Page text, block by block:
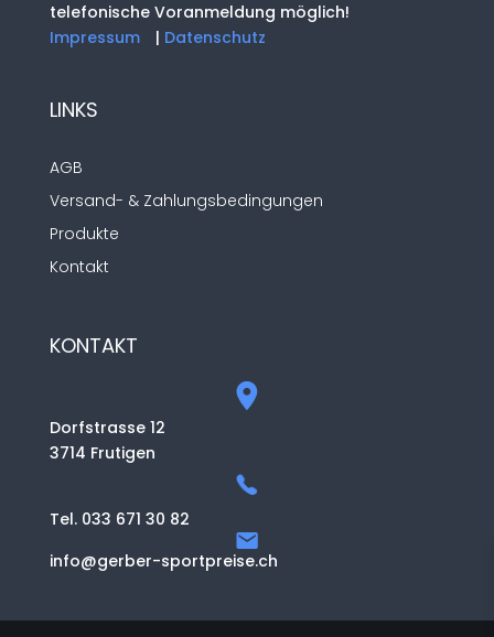
telefonische Voranmeldung möglich!
Impressum
| Datenschutz
LINKS
AGB
Versand- & Zahlungsbedingungen
Produkte
Kontakt
KONTAKT
Dorfstrasse 12
3714 Frutigen
Tel. 033 671 30 82
info@gerber-sportpreise.ch